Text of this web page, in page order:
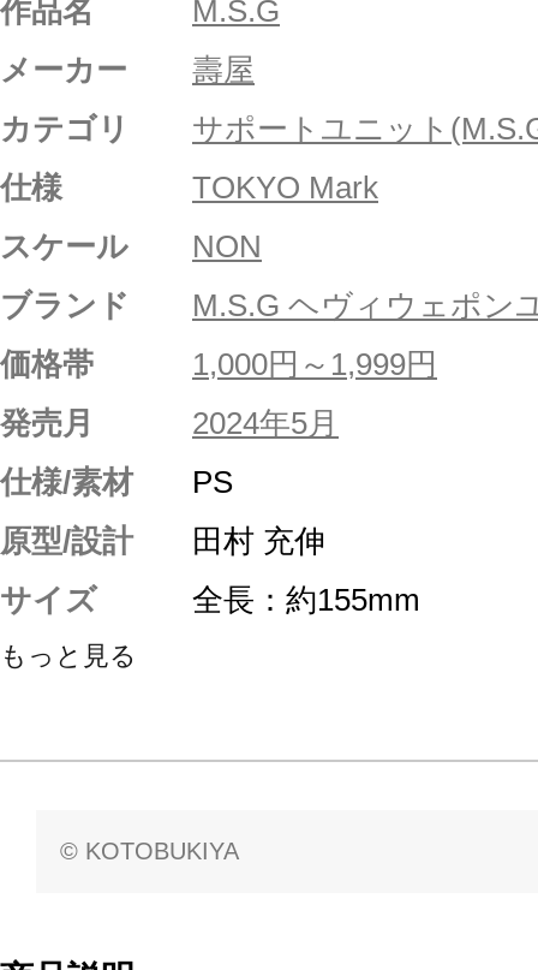
作品名
M.S.G
メーカー
壽屋
カテゴリ
サポートユニット
仕様
TOKYO Mark
スケール
NON
ブランド
M.S.G ヘヴィウェポン
価格帯
1,000円～1,999円
発売月
2024年5月
仕様/素材
PS
原型/設計
田村 充伸
サイズ
全長：約155mm
もっと見る
© KOTOBUKIYA